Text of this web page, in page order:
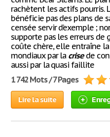
rachètent les actifs pourris.
bénéficie pas des plans de
censée servir d’exemple ;
supporte pas les erreurs de
coûte chère, elle entraîne
mondiaux par la crisede
aussi par la quasi faillite
1 742 Mots / 7 Pages
Lire la suite